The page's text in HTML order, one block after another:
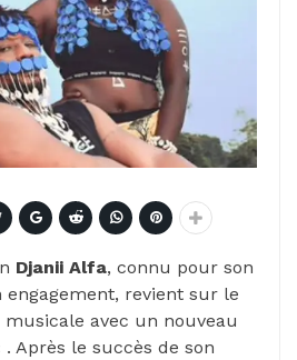
Djanii Alfa, connu pour son
revient sur le
avec un nouveau
. Après le succès de son